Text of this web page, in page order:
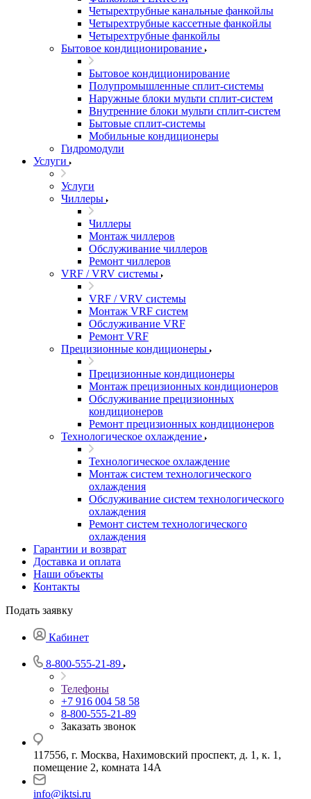
Четырехтрубные канальные фанкойлы
Четырехтрубные кассетные фанкойлы
Четырехтрубные фанкойлы
Бытовое кондиционирование
Бытовое кондиционирование
Полупромышленные сплит-системы
Наружные блоки мульти сплит-систем
Внутренние блоки мульти сплит-систем
Бытовые сплит-системы
Мобильные кондиционеры
Гидромодули
Услуги
Услуги
Чиллеры
Чиллеры
Монтаж чиллеров
Обслуживание чиллеров
Ремонт чиллеров
VRF / VRV системы
VRF / VRV системы
Монтаж VRF систем
Обслуживание VRF
Ремонт VRF
Прецизионные кондиционеры
Прецизионные кондиционеры
Монтаж прецизионных кондиционеров
Обслуживание прецизионных
кондиционеров
Ремонт прецизионных кондиционеров
Технологическое охлаждение
Технологическое охлаждение
Монтаж систем технологического
охлаждения
Обслуживание систем технологического
охлаждения
Ремонт систем технологического
охлаждения
Гарантии и возврат
Доставка и оплата
Наши объекты
Контакты
Подать заявку
Кабинет
8-800-555-21-89
Телефоны
+7 916 004 58 58
8-800-555-21-89
Заказать звонок
117556, г. Москва, Нахимовский проспект, д. 1, к. 1,
помещение 2, комната 14А
info@iktsi.ru